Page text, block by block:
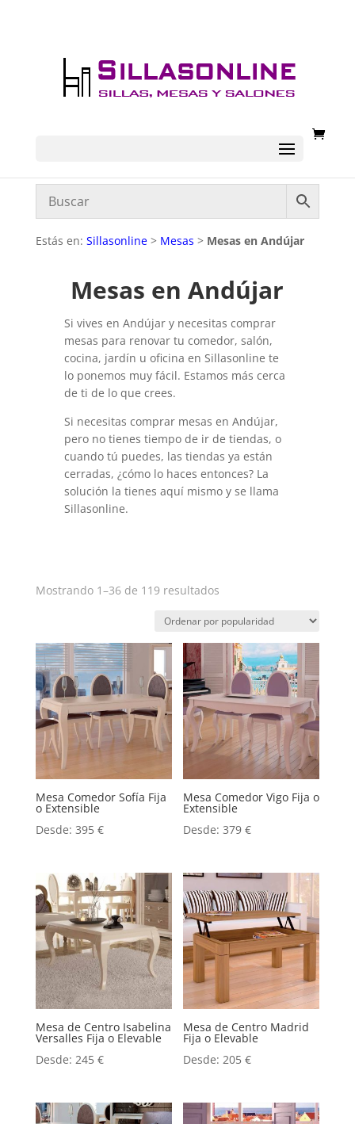
Estás en: Sillasonline> Mesas > Mesas en Andújar
Mesas en Andújar
Si vives en Andújar y necesitas comprar
mesas para renovar tu comedor, salón,
cocina, jardín u oficina en Sillasonline te
lo ponemos muy fácil. Estamos más cerca
de ti de lo que crees.
Si necesitas comprar mesas en Andújar,
pero no tienes tiempo de ir de tiendas, o
cuando tú puedes, las tiendas ya están
cerradas, ¿cómo lo haces entonces? La
solución la tienes aquí mismo y se llama
Sillasonline.
Mostrando 1–36 de 119 resultadosOrdenado
popularidad
Mesa Comedor Sofía Fija
o Extensible
Desde: 395 €
Mesa Comedor Vigo Fija o
Extensible
Desde:379€
Mesa de Centro Isabelina
Versalles Fija o Elevable
Desde: 245 €
Mesa de Centro Madrid
Fija o Elevable
Desde:205€